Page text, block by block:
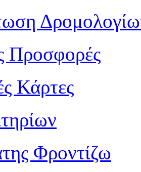
Προσφορές
Κάρτες
Φροντίζω